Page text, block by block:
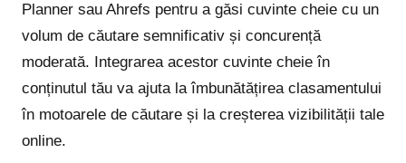
Planner sau Ahrefs pentru a găsi cuvinte cheie cu un
volum de căutare semnificativ și concurență
moderată. Integrarea acestor cuvinte cheie în
conținutul tău va ajuta la îmbunătățirea clasamentului
în motoarele de căutare și la creșterea vizibilității tale
online.